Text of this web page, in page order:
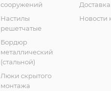
сооружений
Настилы
решетчатые
Бордюр
металлический
(стальной)
Люки скрытого
монтажа
Новости